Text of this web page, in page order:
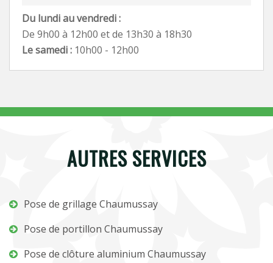
Du lundi au vendredi :
De 9h00 à 12h00 et de 13h30 à 18h30
Le samedi : 10h00 - 12h00
AUTRES SERVICES
Pose de grillage Chaumussay
Pose de portillon Chaumussay
Pose de clôture aluminium Chaumussay